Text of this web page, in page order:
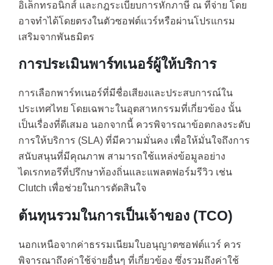
อิเล็กทรอนิกส์ และกฎระเบียบการหักภาษี ณ ที่จ่าย โดย
อาจทำได้โดยตรงในตัวซอฟต์แวร์หรือผ่านโปรแกรม
เสริมจากพันธมิตร
การประเมินพาร์ทเนอร์ผู้ให้บริการ
การเลือกพาร์ทเนอร์ที่มีชื่อเสียงและประสบการณ์ใน
ประเทศไทย โดยเฉพาะในอุตสาหกรรมที่เกี่ยวข้อง นั้น
เป็นเรื่องที่ดีเสมอ นอกจากนี้ ควรพิจารณาข้อตกลงระดับ
การให้บริการ (SLA) ที่มีความมั่นคง เพื่อให้มั่นใจถึงการ
สนับสนุนที่มีคุณภาพ สามารถใช้แหล่งข้อมูลอย่าง
ไดเรกทอรีที่ปรึกษาท้องถิ่นและแพลตฟอร์มรีวิว เช่น
Clutch เพื่อช่วยในการตัดสินใจ
ต้นทุนรวมในการเป็นเจ้าของ (TCO)
นอกเหนือจากค่าธรรมเนียมใบอนุญาตซอฟต์แวร์ ควร
พิจารณาถึงค่าใช้จ่ายอื่นๆ ที่เกี่ยวข้อง ซึ่งรวมถึงค่าใช้